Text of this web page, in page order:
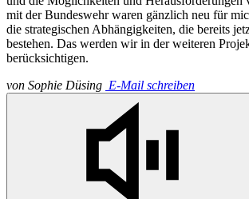
mit der Bundeswehr waren gänzlich neu für
die strategischen Abhängigkeiten, die bereits
bestehen. Das werden wir in der weiteren
berücksichtigen.
von Sophie Düsing E-Mail schreiben